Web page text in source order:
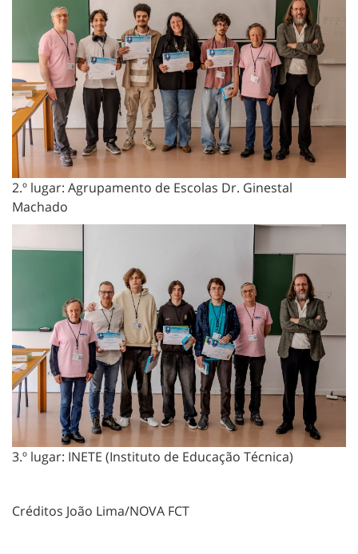
2.º lugar: Agrupamento de Escolas Dr. Ginestal
Machado
3.º lugar: INETE (Instituto de Educação Técnica)
Créditos João Lima/NOVA FCT